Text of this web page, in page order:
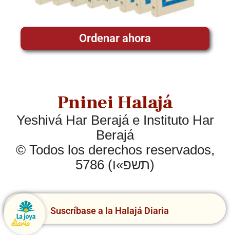
Ordenar ahora
Pninei Halajá
Yeshivá Har Berajá e Instituto Har
Berajá
© Todos los derechos reservados,
5786 (תשפ»ו)
Suscríbase a la Halajá Diaria